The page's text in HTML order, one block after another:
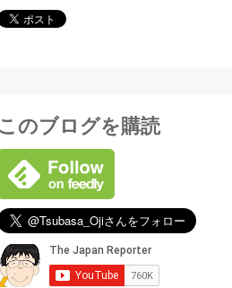
のブログを購読